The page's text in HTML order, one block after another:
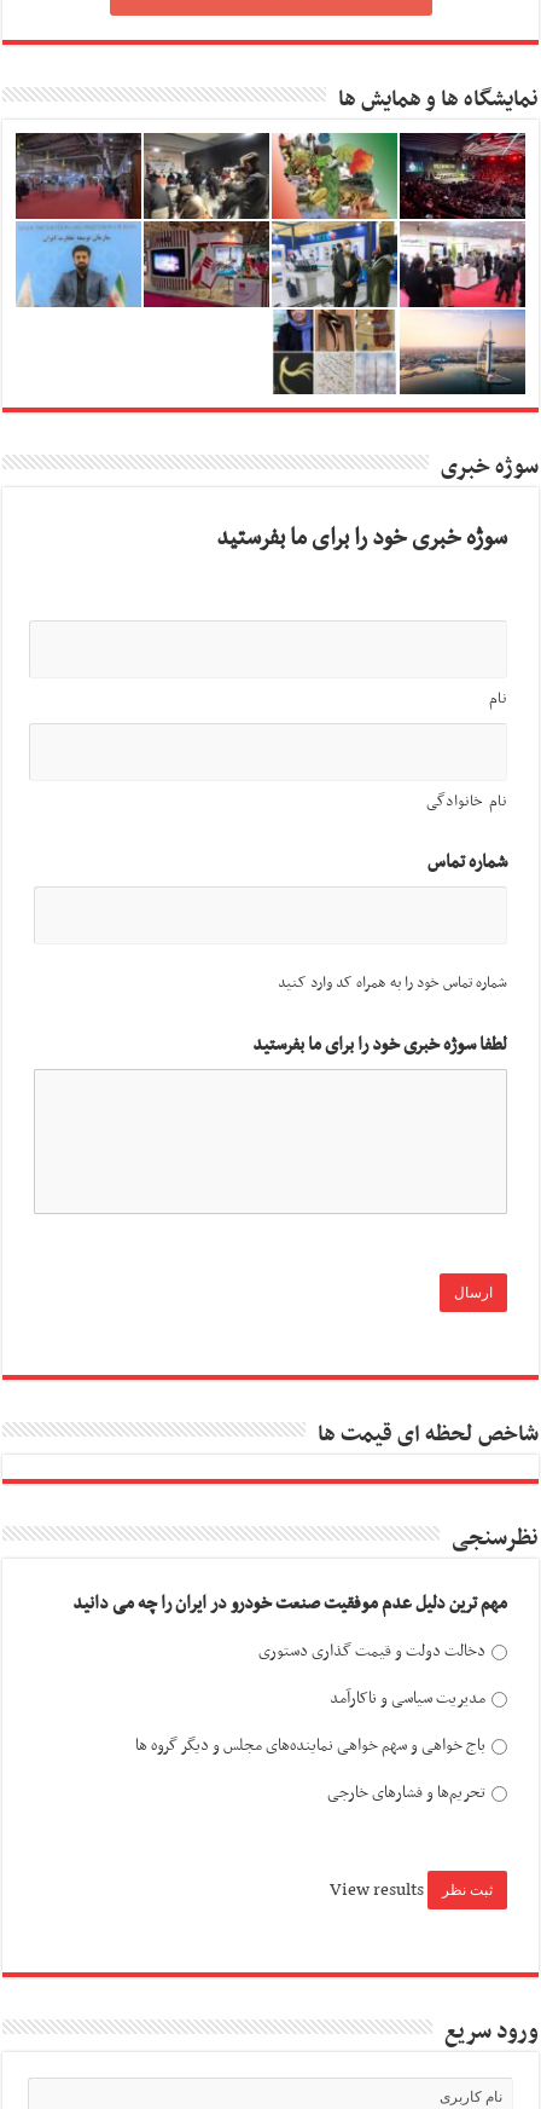
نمایشگاه ها و همایش ها
سوژه خبری
سوژه خبری خود را برای ما بفرستید
نام
نام خانوادگی
شماره تماس
شماره تماس خود را به همراه کد وارد کنید
لطفا سوژه خبری خود را برای ما بفرستید
شاخص لحظه ای قیمت ها
نظرسنجی
مهم ترین دلیل عدم موفقیت صنعت خودرو در ایران را چه می دانید
دخالت دولت و قیمت گذاری دستوری
مدیریت سیاسی و ناکارآمد
باج خواهی و سهم خواهی نماینده‌های مجلس و دیگر گروه ها
تحریم‌ها و فشارهای خارجی
View results
ورود سریع